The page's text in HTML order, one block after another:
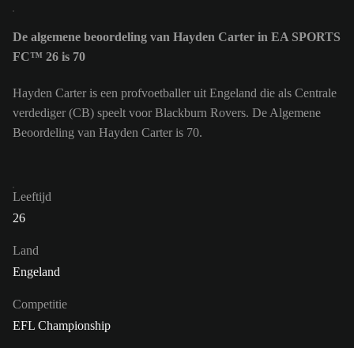
De algemene beoordeling van Hayden Carter in EA SPORTS
FC™ 26 is 70
Hayden Carter is een profvoetballer uit Engeland die als Centrale
verdediger (CB) speelt voor Blackburn Rovers. De Algemene
Beoordeling van Hayden Carter is 70.
Leeftijd
26
Land
Engeland
Competitie
EFL Championship